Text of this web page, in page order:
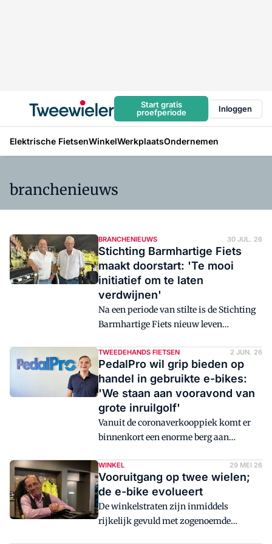
Start gratis
proefperiode
Inloggen
Elektrische FietsenWinkelWerkplaatsOndernemen
branchenieuws
BRANCHENIEUWS 30 JUL. 26
Stichting Barmhartige Fiets
maakt doorstart: 'Te mooi
initiatief om te laten
verdwijnen'
Na een periode van stilte is de Stichting
Barmhartige Fiets nieuw leven
fietsen beschikbaar stelt aan mensen die
door financiële, lichamelijke of sociale
omstandigheden niet zelfstandig mobiel
zijn, beschikt weer over startkapitaal en
wil opnieuw projecten ondersteunen.
Om dat mogelijk te maken is de
organisatie op zoek naar donateurs,
tweewielerbranche.
TWEEDEHANDS FIETSEN 2 JUN. 26
PedalPro wil grip bieden op
handel in gebruikte e-bikes:
'We staan aan vooravond ​​van
grote inruilgolf'
Vanuit de coronaverkooppiek komt er
binnenkort een enorme berg aan
voorspelt PedalPro. Met een taxatietool
helpt PedalPro snel de juiste
inruilwaarde te bepalen. Desgewenst
neemt het bedrijf de occasions over, wat
voorkomt dat er te veel geld in de
WINKEL 29 MEI 26
Vooruitgang op twee wielen;
de e-bike evolueert
De winkelstraten zijn inmiddels
rijkelijk gevuld met zogenoemde